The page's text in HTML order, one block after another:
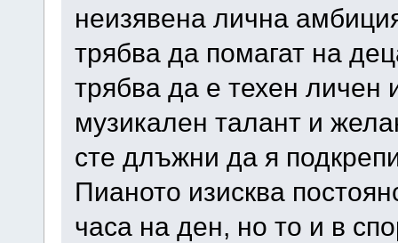
неизявена лична
трябва да помагат на
трябва да е техен личен
музикален талант и
сте длъжни да я
Пианото изисква
часа на ден, но то и в